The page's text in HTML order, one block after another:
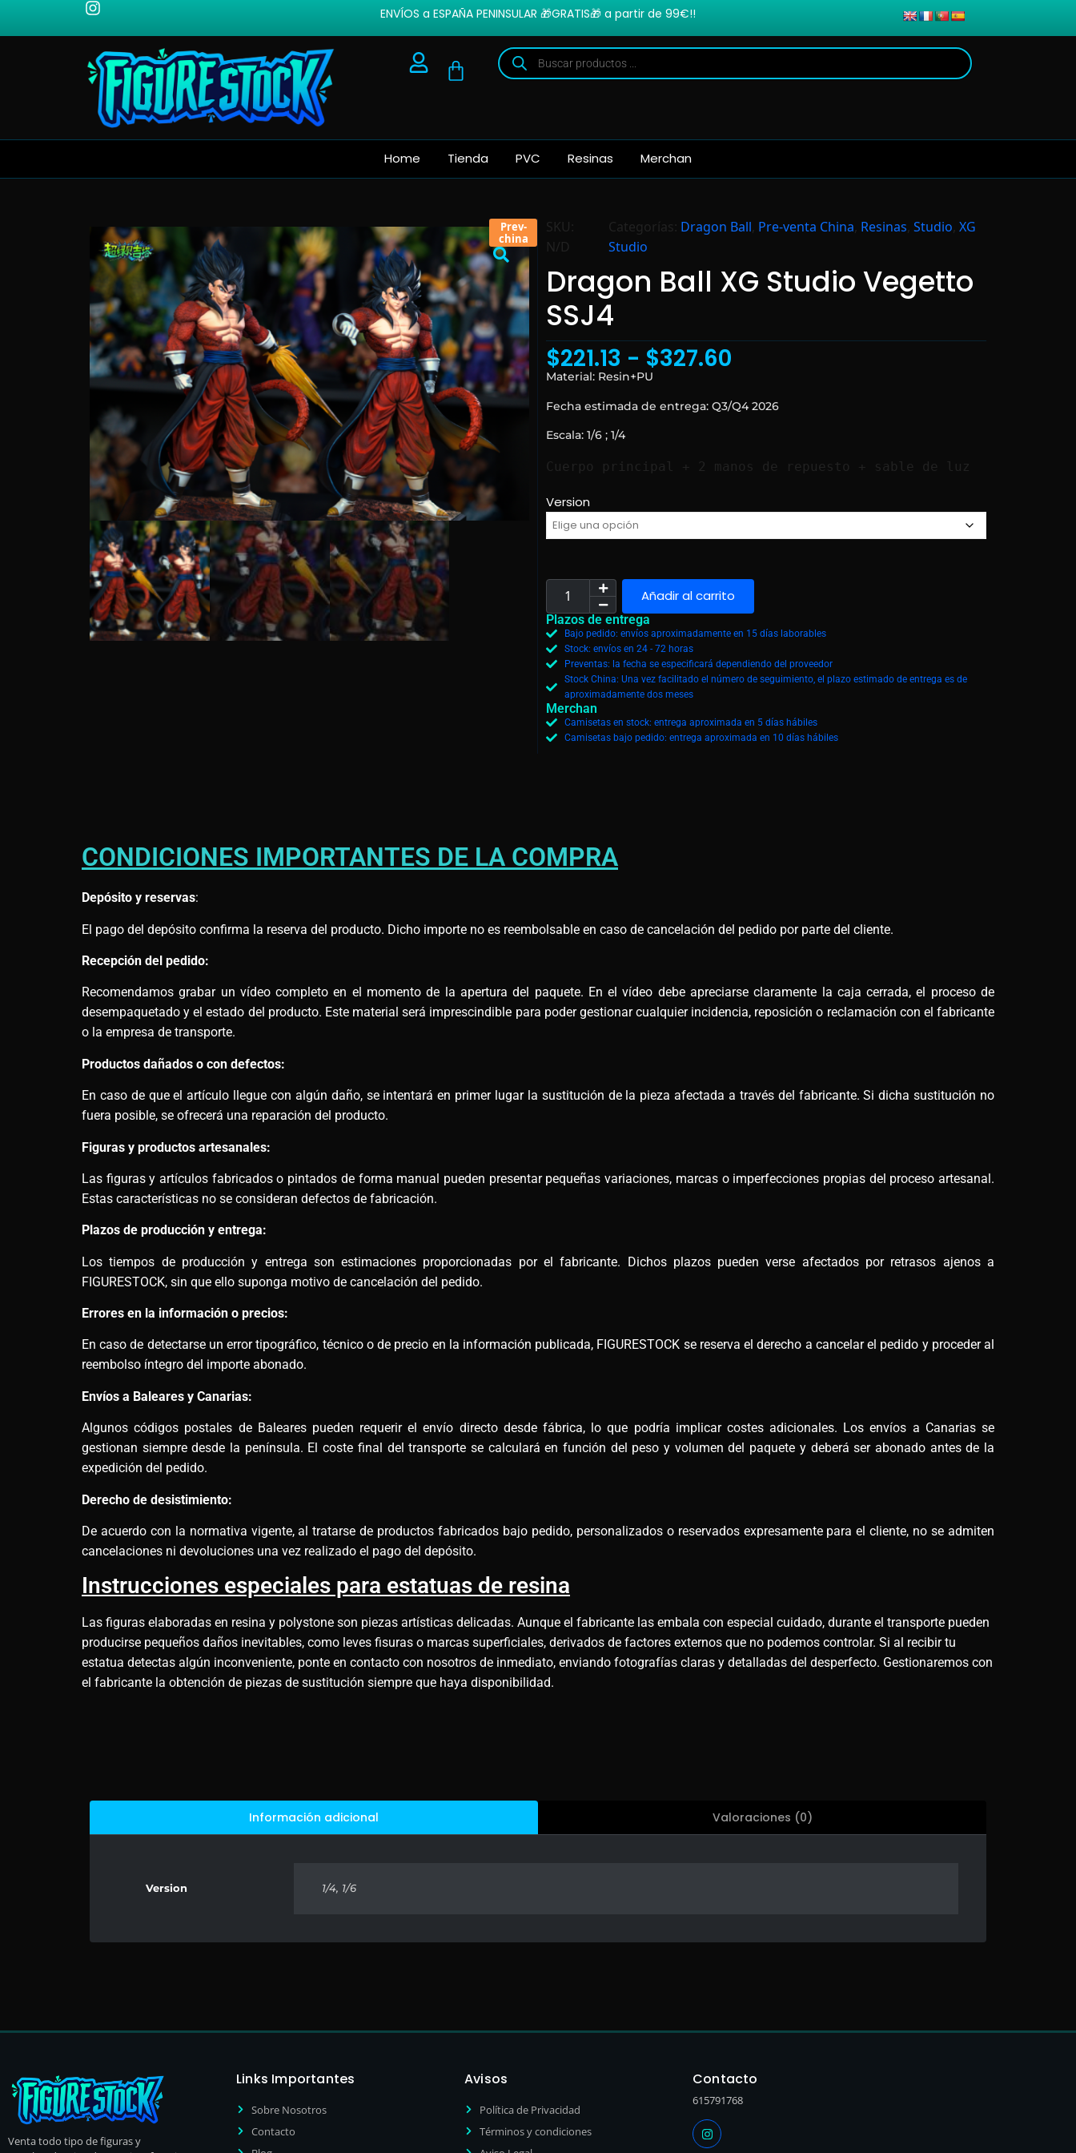
ENVÍOS a ESPAÑA PENINSULAR 🎁GRATIS🎁 a partir de 99€!!
Home Tienda PVC Resinas Merchan
Prev-
china
SKU:
N/D
Categorías: Dragon Ball Pre-venta China Resinas Studio XG
Studio
Dragon Ball XG Studio Vegetto
SSJ4
$221.13 - $327.60
Material: Resin+PU
Fecha estimada de entrega: Q3/Q4 2026
Escala: 1/6 ; 1/4
Cuerpo principal + 2 manos de repuesto + sable de luz
Version
Añadir al carrito
Plazos de entrega
Bajo pedido: envíos aproximadamente en 15 días laborables
Stock: envíos en 24 - 72 horas
Preventas: la fecha se especificará dependiendo del proveedor
Stock China: Una vez facilitado el número de seguimiento, el plazo estimado de entrega es de
aproximadamente dos meses
Merchan
Camisetas en stock: entrega aproximada en 5 días hábiles
Camisetas bajo pedido: entrega aproximada en 10 días hábiles
CONDICIONES IMPORTANTES DE LA COMPRA
Depósito y reservas:
El pago del depósito confirma la reserva del producto. Dicho importe no es reembolsable en caso de cancelación del pedido por parte del cliente.
Recepción del pedido:
Recomendamos grabar un vídeo completo en el momento de la apertura del paquete. En el vídeo debe apreciarse claramente la caja cerrada, el proceso de
desempaquetado y el estado del producto. Este material será imprescindible para poder gestionar cualquier incidencia, reposición o reclamación con el fabricante
o la empresa de transporte.
Productos dañados o con defectos:
En caso de que el artículo llegue con algún daño, se intentará en primer lugar la sustitución de la pieza afectada a través del fabricante. Si dicha sustitución no
fuera posible, se ofrecerá una reparación del producto.
Figuras y productos artesanales:
Las figuras y artículos fabricados o pintados de forma manual pueden presentar pequeñas variaciones, marcas o imperfecciones propias del proceso artesanal.
Estas características no se consideran defectos de fabricación.
Plazos de producción y entrega:
Los tiempos de producción y entrega son estimaciones proporcionadas por el fabricante. Dichos plazos pueden verse afectados por retrasos ajenos a
FIGURESTOCK, sin que ello suponga motivo de cancelación del pedido.
Errores en la información o precios:
En caso de detectarse un error tipográfico, técnico o de precio en la información publicada, FIGURESTOCK se reserva el derecho a cancelar el pedido y proceder al
reembolso íntegro del importe abonado.
Envíos a Baleares y Canarias:
Algunos códigos postales de Baleares pueden requerir el envío directo desde fábrica, lo que podría implicar costes adicionales. Los envíos a Canarias se
gestionan siempre desde la península. El coste final del transporte se calculará en función del peso y volumen del paquete y deberá ser abonado antes de la
expedición del pedido.
Derecho de desistimiento:
De acuerdo con la normativa vigente, al tratarse de productos fabricados bajo pedido, personalizados o reservados expresamente para el cliente, no se admiten
cancelaciones ni devoluciones una vez realizado el pago del depósito.
Instrucciones especiales para estatuas de resina
Las figuras elaboradas en resina y polystone son piezas artísticas delicadas. Aunque el fabricante las embala con especial cuidado, durante el transporte pueden
producirse pequeños daños inevitables, como leves fisuras o marcas superficiales, derivados de factores externos que no podemos controlar. Si al recibir tu
estatua detectas algún inconveniente, ponte en contacto con nosotros de inmediato, enviando fotografías claras y detalladas del desperfecto. Gestionaremos con
el fabricante la obtención de piezas de sustitución siempre que haya disponibilidad.
Información adicional Valoraciones (0)
Version 1/4, 1/6
Venta todo tipo de figuras y
Links Importantes
Sobre Nosotros
Contacto
Avisos
Política de Privacidad
Términos y condiciones
Contacto
615791768